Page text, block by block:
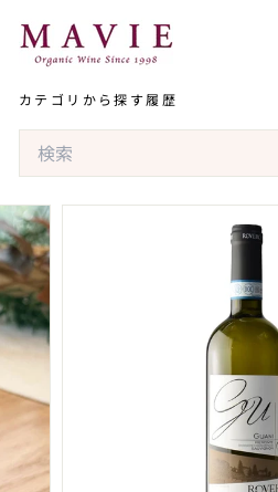
キ
ッ
プ
オ
ー
ニ
ッ
ク
ワ
イ
ン
専
門
店
マ
ヴ
ィ
カテゴリから探す履歴
Search